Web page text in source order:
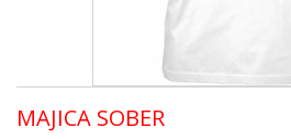
MAJICA SOBER